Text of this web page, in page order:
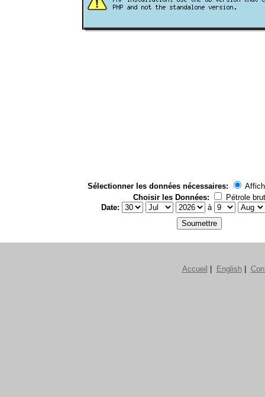
Sélectionner les données nécessaires:
Choisir les Données:
Pétrole brut
Date:
à
Accueil | English|